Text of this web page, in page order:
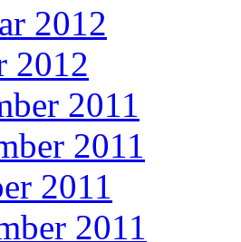
2012
2012
2011
2011
2011
2011